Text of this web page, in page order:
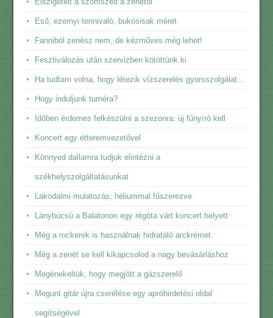
Eső, ezernyi tennivaló, bukósisak méret
Fanniból zenész nem, de kézműves még lehet!
Fesztiválozás után szervizben kötöttünk ki
Ha tudtam volna, hogy létezik vízszerelés gyorsszolgálat…
Hogy induljunk turnéra?
Időben érdemes felkészülni a szezonra: új fűnyíró kell
Koncert egy étteremvezetővel
Könnyed dallamra tudjuk elintézni a
székhelyszolgáltatásunkat
Lakodalmi mulatozás, héliummal fűszerezve
Lánybúcsú a Balatonon egy régóta várt koncert helyett
Még a rockerek is használnak hidratáló arckrémet.
Még a zenét se kell kikapcsolod a nagy bevásárláshoz
Megénekeltük, hogy megjött a gázszerelő
Megunt gitár újra cserélése egy apróhirdetési oldal
segítségével